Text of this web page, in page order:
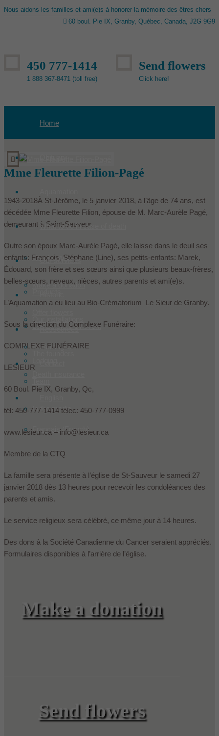
Nous aidons les familles et ami(e)s à honorer la mémoire des êtres chers
60 boul. Pie IX, Granby, Québec, Canada, J2G 9G9
450 777-1414
1 888 367-8471 (toll free)
Send flowers
Click here!
Home
What to do in case of death
Condoleances
Make a donation
Our services
Our installations
Prearranged
Les Le Sieur innovent
In the media
Ressources
Français (French)
Mme Fleurette Filion-Pagé
1943-2018À St-Jérôme, le 5 janvier 2018, à l’âge de 74 ans, est
décédée Mme Fleurette Filion, épouse de M. Marc-Aurèle Pagé,
demeurant à Saint-Sauveur.
Outre son époux Marc-Aurèle Pagé, elle laisse dans le deuil ses
enfants: François, Stéphane (Line), ses petits-enfants: Marek,
Édouard, son frère et ses sœurs ainsi que plusieurs beaux-frères,
belles-sœurs, neveux, nièces, autres parents et ami(e)s.
L’Aquamation a eu lieu au Bio-Crématorium Le Sieur de Granby.
Sous la direction du Complexe Funéraire:
COMPLEXE FUNÉRAIRE
LESIEUR
60 Boul. Pie IX, Granby, Qc,
tél: 450-777-1414 télec: 450-777-0999
www.lesieur.ca – info@lesieur.ca
Membre de la CTQ
La famille sera présente à l’église de St-Sauveur le samedi 27
janvier 2018 dès 13 heures pour recevoir les condoléances des
parents et amis.
Le service religieux sera célébré, ce même jour à 14 heures.
Des dons à la Société Canadienne du Cancer seraient appréciés.
Formulaires disponibles à l’arrière de l’église.
Make a donation
Send flowers